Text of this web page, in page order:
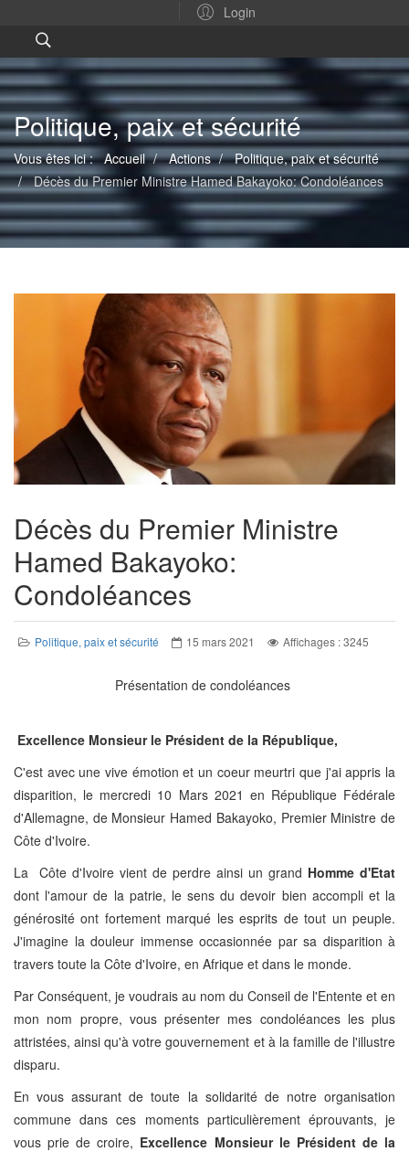
Login
Politique, paix et sécurité
Vous êtes ici : Accueil Actions
Politique, paix et sécurité
Décès du Premier Ministre Hamed Bakayoko: Condoléances
Décès du Premier Ministre
Hamed Bakayoko:
Condoléances
Politique, paix et sécurité 15 mars 2021 Affichages : 3245
Présentation de condoléances
Excellence Monsieur le Président de la République,
C'est avec une vive émotion et un coeur meurtri que j'ai appris la
disparition, le mercredi 10 Mars 2021 en République Fédérale
d'Allemagne, de Monsieur Hamed Bakayoko, Premier Ministre de
Côte d'Ivoire.
La Côte d'Ivoire vient de perdre ainsi un grand Homme d'Etat
dont l'amour de la patrie, le sens du devoir bien accompli et la
générosité ont fortement marqué les esprits de tout un peuple.
J'imagine la douleur immense occasionnée par sa disparition à
travers toute la Côte d'Ivoire, en Afrique et dans le monde.
Par Conséquent, je voudrais au nom du Conseil de l'Entente et en
mon nom propre, vous présenter mes condoléances les plus
attristées, ainsi qu'à votre gouvernement et à la famille de l'illustre
disparu.
En vous assurant de toute la solidarité de notre organisation
commune dans ces moments particulièrement éprouvants, je
vous prie de croire, Excellence Monsieur le Président de la